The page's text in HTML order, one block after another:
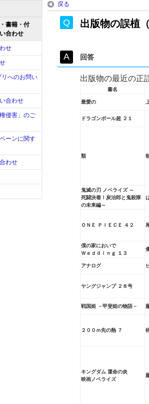
書籍・付
合わせ
せ
へのお問い
合わせ
侵害」のご
ーンに関す
わせ
戻る
出版物の誤植
回答
出版物の最近の正
書名
最愛の
ドラゴンボール超 ２１
類
鬼滅の刃 ノベライズ ～
死闘決着！炭治郎と鬼殺隊
の未来編～
ＯＮＥ ＰＩＥＣＥ ４２
僕の家においで
Ｗｅｄｄｉｎｇ １３
アナログ
ヤングジャンプ ２８号
戦国姫 －甲斐姫の物語－
２００ｍ先の熱 ７
キングダム 運命の炎
映画ノベライズ